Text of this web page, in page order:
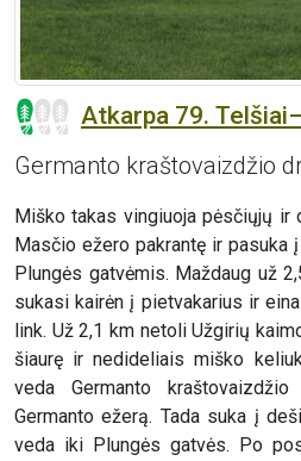
Atkarpa 79.
Germanto kraštovaizdžio
Miško takas vingiuoja pėsčiųjų ir
Masčio ežero pakrantę ir pasuka
Plungės gatvėmis. Maždaug už
sukasi kairėn į pietvakarius ir
link. Už 2,1 km netoli Užgirių
šiaurę ir nedideliais miško
veda Germanto
Germanto ežerą. Tada suka į
veda iki Plungės gatvės. Po